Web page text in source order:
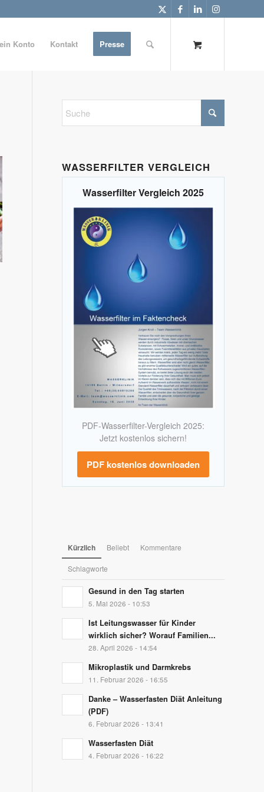
Konto Kontakt Presse
WASSERFILTER VERGLEICH
Wasserfilter Vergleich 2025
PDF-Wasserfilter-Vergleich 2025:
Jetzt kostenlos sichern!
PDF kostenlos downloaden
Kürzlich Beliebt Kommentare
Schlagworte
Gesund in den Tag starten
5. Mai 2026 - 10:53
Ist Leitungswasser für Kinder
wirklich sicher? Worauf Familien...
28. April 2026 - 14:54
Mikroplastik und Darmkrebs
11. Februar 2026 - 16:55
Danke – Wasserfasten Diät Anleitung
(PDF)
6. Februar 2026 - 13:41
Wasserfasten Diät
4. Februar 2026 - 16:22